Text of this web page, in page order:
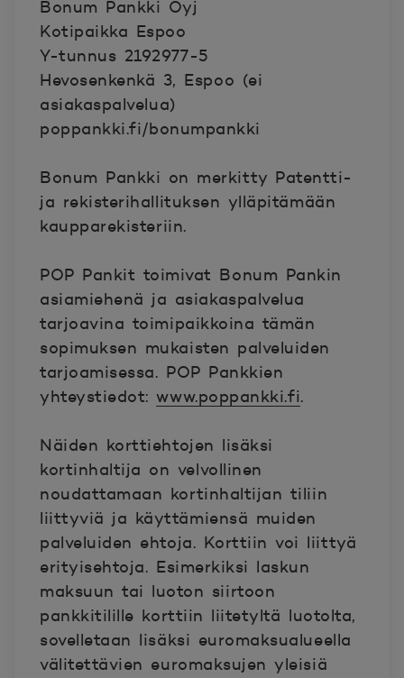
Bonum Pankki Oyj
Kotipaikka Espoo
Y-tunnus 2192977-5
Hevosenkenkä 3, Espoo (ei
asiakaspalvelua)
poppankki.fi/bonumpankki
Bonum Pankki on merkitty Patentti-
ja rekisterihallituksen ylläpitämään
kaupparekisteriin.
POP Pankit toimivat Bonum Pankin
asiamiehenä ja asiakaspalvelua
tarjoavina toimipaikkoina tämän
sopimuksen mukaisten palveluiden
tarjoamisessa. POP Pankkien
yhteystiedot:www.poppankki.fi.
Näiden korttiehtojen lisäksi
kortinhaltija on velvollinen
noudattamaan kortinhaltijan tiliin
liittyviä ja käyttämiensä muiden
palveluiden ehtoja. Korttiin voi liittyä
erityisehtoja. Esimerkiksi laskun
maksuun tai luoton siirtoon
pankkitilille korttiin liitetyltä luotolta,
sovelletaan lisäksi euromaksualueella
välitettävien euromaksujen yleisiä